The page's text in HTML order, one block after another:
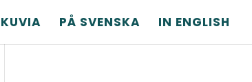
KUVIA PÅ SVENSKA IN ENGLISH